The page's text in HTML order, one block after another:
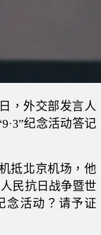
，外交部发言人
纪念活动答记
抵北京机场，他
民抗日战争暨世
念活动？请予证